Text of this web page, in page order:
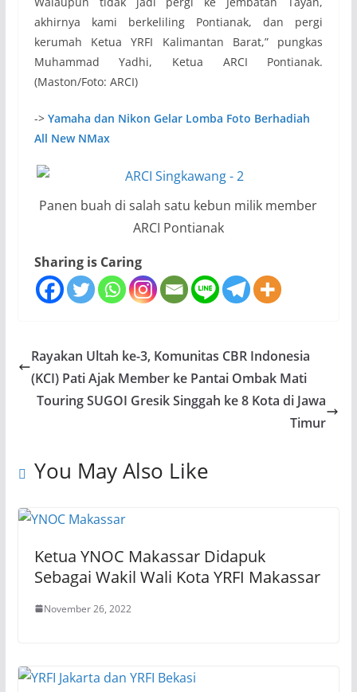
akhirnya kami berkeliling Pontianak, dan pergi
kerumah Ketua YRFI Kalimantan Barat,” pungkas
Muhammad Yadhi, Ketua ARCI Pontianak.
(Maston/Foto: ARCI)
-> Yamaha dan Nikon Gelar Lomba Foto Berhadiah
All New NMax
Panen buah di salah satu kebun milik member
ARCI Pontianak
Sharing is Caring
Rayakan Ultah ke-3, Komunitas CBR Indonesia
(KCI) Pati Ajak Member ke Pantai Ombak Mati
Touring SUGOI Gresik Singgah ke 8 Kota di Jawa
Timur
You May Also Like
Ketua YNOC Makassar Didapuk
Sebagai Wakil Wali Kota YRFI Makassar
November 26, 2022